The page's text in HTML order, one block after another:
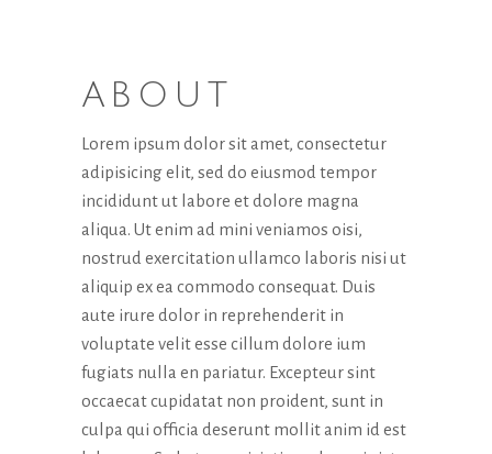
ABOUT
Lorem ipsum dolor sit amet, consectetur
adipisicing elit, sed do eiusmod tempor
incididunt ut labore et dolore magna
aliqua. Ut enim ad mini veniamos oisi,
nostrud exercitation ullamco laboris nisi ut
aliquip ex ea commodo consequat. Duis
aute irure dolor in reprehenderit in
voluptate velit esse cillum dolore ium
fugiats nulla en pariatur. Excepteur sint
occaecat cupidatat non proident, sunt in
culpa qui officia deserunt mollit anim id est
Necessari
Questi cookie
non sono
opzionali.
necessari per il
funzionamento
del sito web.
Statistici
Al fine di